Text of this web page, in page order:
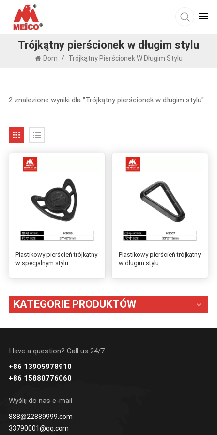
Trójkątny pierścionek w długim stylu
Dom / Trójkątny Pierścionek W Długim Stylu
2 znalezione wyniki dla "Trójkątny pierścionek w długim stylu"
Plastikowy pierścień trójkątny
w specjalnym stylu
Plastikowy pierścień trójkątny
w długim stylu
KATEGORIE PRODUKTÓW
Have a question? Call us 24/7
+86 13905978910
+86 15880776060
Wyślij do nas e-mail
888@22889999.com
33790001@qq.com